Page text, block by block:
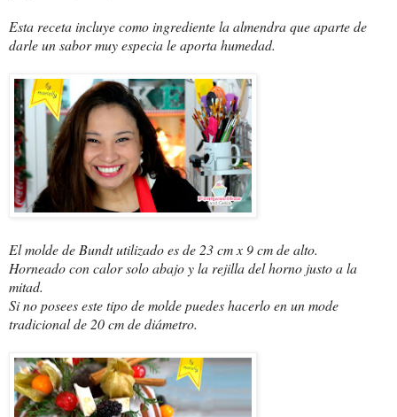
Esta receta incluye como ingrediente la almendra que aparte de
darle un sabor muy especia le aporta humedad.
El molde de Bundt utilizado es de 23 cm x 9 cm de alto.
Horneado con calor solo abajo y la rejilla del horno justo a la
mitad.
Si no posees este tipo de molde puedes hacerlo en un mode
tradicional de 20 cm de diámetro.